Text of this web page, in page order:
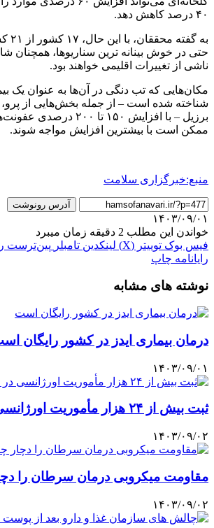
۴۰ درصد کاهش دهد.
به
حتی در خوش بینانه ترین سناریوها، همچنان
ناشی از تغییرات اقلیمی خواهند بود.
مکان‌هایی که تب دنگی در آن‌ها به عنوان یک
شناخته شده است – از جمله بخش‌هایی از پرو،
برزیل – با افزایش ۱۵۰ تا
ممکن است با بیشترین افزایش مواجه شوند.
منبع:خبرگزاری سلامت
آدرس رونوشت
۱۴۰۳/۰۹/۰۱
خواندن این مطلب 2 دقیقه زمان میبرد
فیس بوک توییتر (X) لینکدین ‫تامبلر ‫پین‌ترست
رایانامه چاپ
نوشته های مشابه
درمان بیماری ایدز در کشور رایگان
۱۴۰۳/۰۹/۰۱
ثبت بیش از ۲۴ هزار مأموریت اورژانسی در هفته گذشته
۱۴۰۳/۰۹/۰۲
مقاومت میکروبی درمان سرطان را
۱۴۰۳/۰۹/۰۲